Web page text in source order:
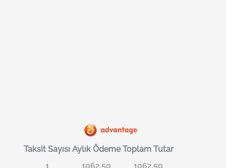
Taksit Sayısı Aylık Ödeme Toplam Tutar
1
1062.50 1062.50